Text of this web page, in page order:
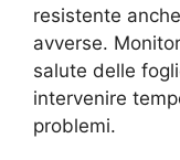
resistente
avverse.
salute delle
intervenire
problemi.